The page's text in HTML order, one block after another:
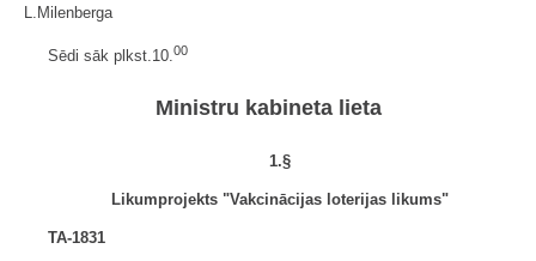
L.Milenberga
Sēdi sāk plkst.10.00
Ministru kabineta lieta
1.§
Likumprojekts "Vakcinācijas loterijas likums"
TA-1831